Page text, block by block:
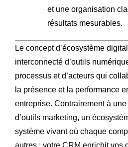
et une organisation
résultats mesurables.
Le concept d’écosystème
interconnecté d’outils
processus et d’acteurs qui
la présence et la performance
entreprise. Contrairement à
d’outils marketing, un
système vivant où chaque
autres : votre CRM enrichit vos